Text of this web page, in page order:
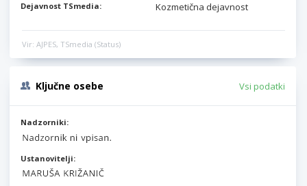
Dejavnost TSmedia: Kozmetična dejavnost
Vir: AJPES, TSmedia (Status)
Ključne osebe Vsi podatki
Nadzorniki:
Ustanovitelji: